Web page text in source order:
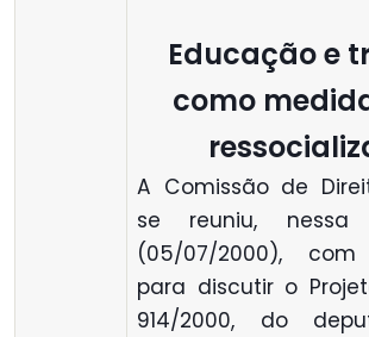
Educação e
como
A Comissão de
se reuniu, nessa
(05/07/2000), com
para discutir o
914/2000, do